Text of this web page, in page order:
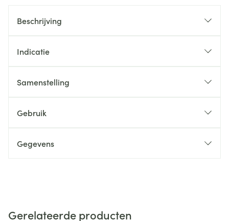
Beschrijving
Indicatie
Samenstelling
Gebruik
Gegevens
Gerelateerde producten